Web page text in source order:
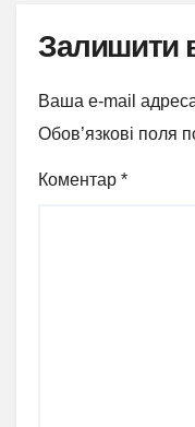
Залишити
Ваша e-mail
Обов’язкові поля
Коментар *